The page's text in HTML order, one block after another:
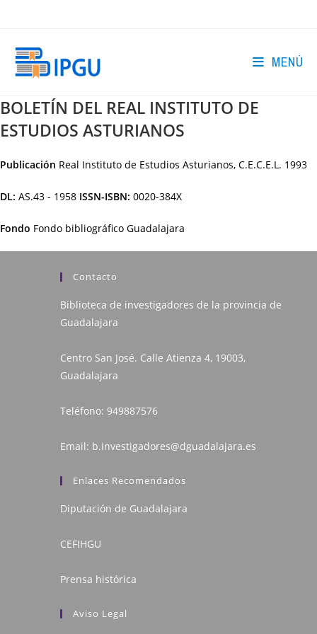
MENÚ
BOLETÍN DEL REAL INSTITUTO DE
ESTUDIOS ASTURIANOS
Publicación Real Instituto de Estudios Asturianos, C.E.C.E.L. 1993
DL: AS.43 - 1958 ISSN-ISBN: 0020-384X
Fondo Fondo bibliográfico Guadalajara
Contacto
Biblioteca de investigadores de la provincia de
Guadalajara
Centro San José. Calle Atienza 4, 19003,
Guadalajara
Teléfono: 949887576
Email: b.investigadores@dguadalajara.es
Enlaces Recomendados
Diputación de Guadalajara
CEFIHGU
Prensa histórica
Aviso Legal